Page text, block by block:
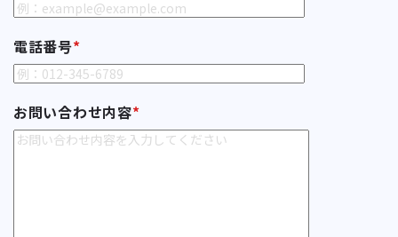
電話番号*
お問い合わせ内容*